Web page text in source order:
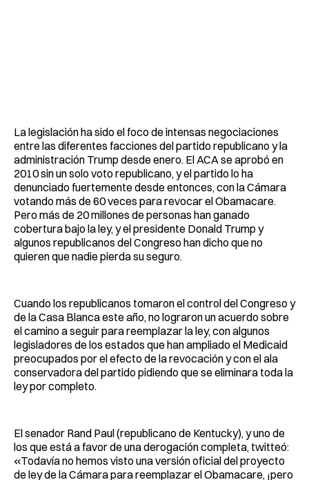
La legislación ha sido el foco de intensas negociaciones
entre las diferentes facciones del partido republicano y la
administración Trump desde enero. El ACA se aprobó en
2010 sin un solo voto republicano, y el partido lo ha
denunciado fuertemente desde entonces, con la Cámara
votando más de 60 veces para revocar el Obamacare.
Pero más de 20 millones de personas han ganado
cobertura bajo la ley, y el presidente Donald Trump y
algunos republicanos del Congreso han dicho que no
quieren que nadie pierda su seguro.
Cuando los republicanos tomaron el control del Congreso y
de la Casa Blanca este año, no lograron un acuerdo sobre
el camino a seguir para reemplazar la ley, con algunos
legisladores de los estados que han ampliado el Medicaid
preocupados por el efecto de la revocación y con el ala
conservadora del partido pidiendo que se eliminara toda la
ley por completo.
El senador Rand Paul (republicano de Kentucky), y uno de
los que está a favor de una derogación completa, twitteó:
«Todavía no hemos visto una versión oficial del proyecto
de ley de la Cámara para reemplazar el Obamacare, ¡pero